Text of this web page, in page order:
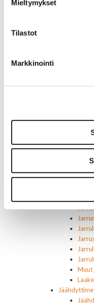
Mieltymykset
Tilastot
Markkinointi
USA-auton osat
Ruuvit ja
Huolto-osat ja
Muut